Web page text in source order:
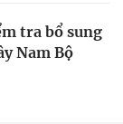
tra bổ sung
Nam Bộ